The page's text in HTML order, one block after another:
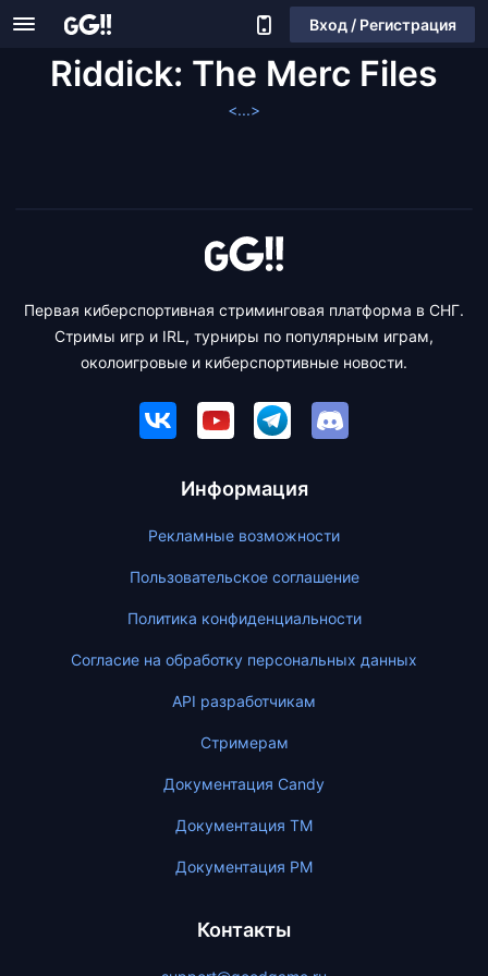
Вход / Регистрация
Riddick: The Merc Files
<...>
Первая киберспортивная стриминговая платформа в СНГ.
Стримы игр и IRL, турниры по популярным играм,
околоигровые и киберспортивные новости.
Информация
Рекламные возможности
Пользовательское соглашение
Политика конфиденциальности
Согласие на обработку персональных данных
API разработчикам
Стримерам
Документация Candy
Документация ТМ
Документация PM
Контакты